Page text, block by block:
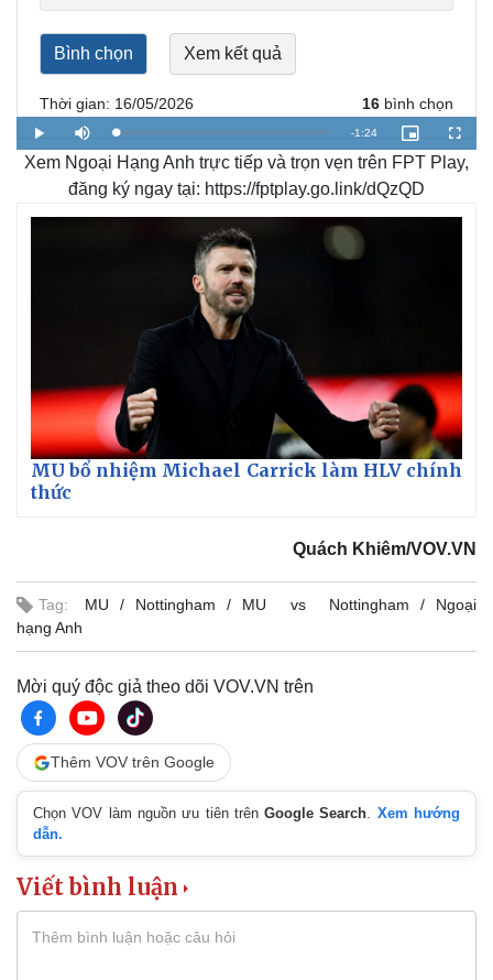
Thời gian: 16/05/2026 16 bình chọn
P
l
a
y
M
u
t
e
L
o
a
d
e
d
:
R
m
a
g
i
-1:24
P
i
c
u
r
-
F
u
l
l
e
Xem Ngoại Hạng Anh trực tiếp và trọn vẹn trên FPT Play,
đăng ký ngay tại: https://fptplay.go.link/dQzQD
MU bổ nhiệm Michael Carrick làm HLV chính
thức
Quách Khiêm/VOV.VN
Tag: MU Nottingham MU vs Nottingham
Ngoại
hạng Anh
Mời quý độc giả theo dõi VOV.VN trên
Thêm VOV trên Google
Chọn VOV làm nguồn ưu tiên trênGoogle Search. Xem hướng
dẫn.
Viết bình luận